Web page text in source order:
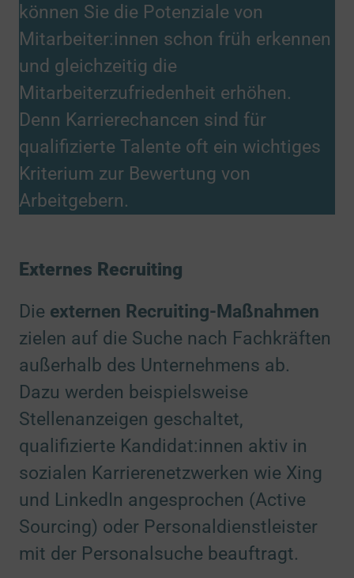
können Sie die Potenziale von
Mitarbeiter:innen schon früh erkennen
und gleichzeitig die
Mitarbeiterzufriedenheit erhöhen.
Denn Karrierechancen sind für
qualifizierte Talente oft ein wichtiges
Kriterium zur Bewertung von
Arbeitgebern.
Externes Recruiting
Die externen Recruiting-Maßnahmen
zielen auf die Suche nach Fachkräften
außerhalb des Unternehmens ab.
Dazu werden beispielsweise
Stellenanzeigen geschaltet,
qualifizierte Kandidat:innen aktiv in
sozialen Karrierenetzwerken wie Xing
und LinkedIn angesprochen (Active
Sourcing) oder Personaldienstleister
mit der Personalsuche beauftragt.